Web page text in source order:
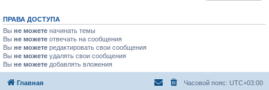
ПРАВА ДОСТУПА
Вы не можете начинать темы
Вы не можете отвечать на сообщения
Вы не можете редактировать свои сообщения
Вы не можете удалять свои сообщения
Вы не можете добавлять вложения
Главная Часовой пояс: UTC+03:00